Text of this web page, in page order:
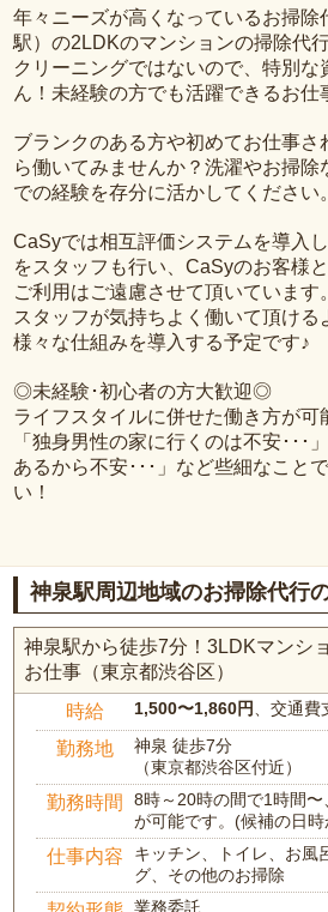
年々ニーズが高くなっているお掃除
駅）の2LDKのマンションの掃除代
クリーニングではないので、特別
ん！未経験の方でも活躍できるお仕
ブランクのある方や初めてお仕事さ
ら働いてみませんか？洗濯やお掃除
での経験を存分に活かしてください。
CaSyでは相互評価システムを導入
をスタッフも行い、CaSyのお客様
ご利用はご遠慮させて頂いています。
スタッフが気持ちよく働いて頂ける
様々な仕組みを導入する予定です♪
◎未経験･初心者の方大歓迎◎
ライフスタイルに併せた働き方が可
「独身男性の家に行くのは不安･･･
あるから不安･･･」など些細なこと
い！
神泉駅周辺地域のお掃除代行
神泉駅から徒歩7分！3LDKマンシ
お仕事（東京都渋谷区）
時給 1,500〜1,860円、交通費
勤務地
神泉 徒歩7分
（東京都渋谷区付近）
勤務時間
8時～20時の間で1時間〜
が可能です。(候補の日
仕事内容
キッチン、トイレ、お風
グ、その他のお掃除
業務委託